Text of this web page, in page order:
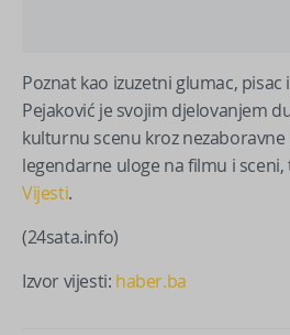
Poznat kao izuzetni glumac,
Pejaković je svojim djelovanjem
kulturnu scenu kroz
legendarne uloge na filmu i
Vijesti.
(24sata.info)
Izvor vijesti: haber.ba